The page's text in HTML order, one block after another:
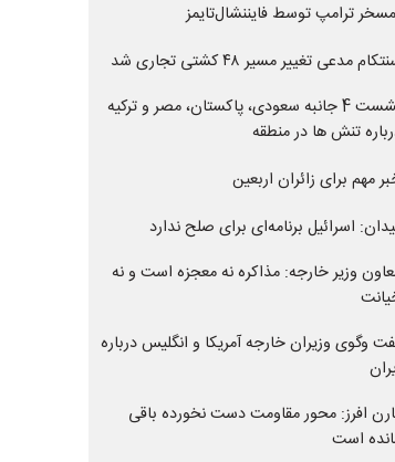
ترامپ توسط فایننشال‌تایمز
مدعی تغییر مسیر ۴۸ کشتی تجاری شد
نشست 4 جانبه سعودی، پاکستان، مصر و ترکیه
تنش ها در منطقه
مهم برای زائران اربعین
اسرائیل برنامه‌ای برای صلح ندارد
وزیر خارجه: مذاکره نه معجزه است و نه
وگوی وزیران خارجه آمریکا و انگلیس درباره
افرز: محور مقاومت دست نخورده باقی
است